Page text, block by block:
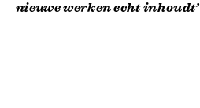
nieuwe werken echt inhoudt’